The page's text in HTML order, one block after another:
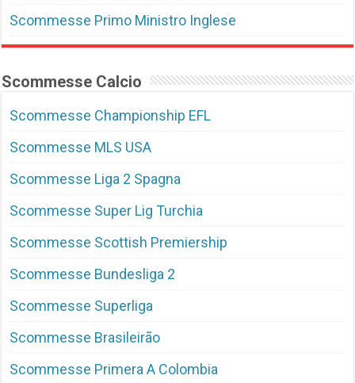
Scommesse Primo Ministro Inglese
Scommesse Calcio
Scommesse Championship EFL
Scommesse MLS USA
Scommesse Liga 2 Spagna
Scommesse Super Lig Turchia
Scommesse Scottish Premiership
Scommesse Bundesliga 2
Scommesse Superliga
Scommesse Brasileirão
Scommesse Primera A Colombia